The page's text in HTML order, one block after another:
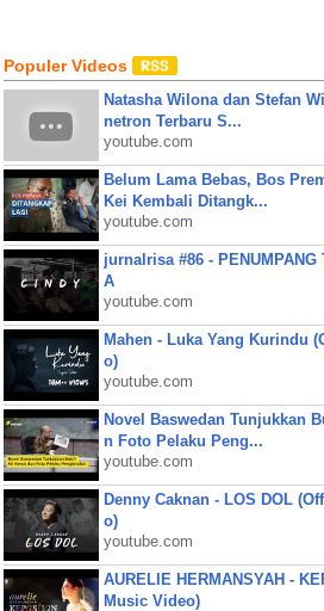
Populer Videos
Natasha Wilona dan Stefan
netron Terbaru S...
youtube.com
Belum Lama Bebas, Bos
Kei Kembali Ditangk...
youtube.com
jurnalrisa #86 - PENUMPANG
A
youtube.com
Mahen - Luka Yang Kurindu
o)
youtube.com
Novel Baswedan Tunjukkan
n Foto Pelaku Peng...
youtube.com
Denny Caknan - LOS DOL
o)
youtube.com
AURELIE HERMANSYAH -
Music Video)